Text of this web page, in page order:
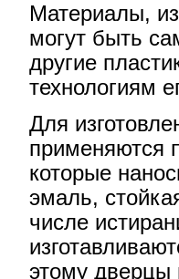
Материалы,
могут быть
другие
технологиям
Для
применяются
которые
эмаль,
числе
этому